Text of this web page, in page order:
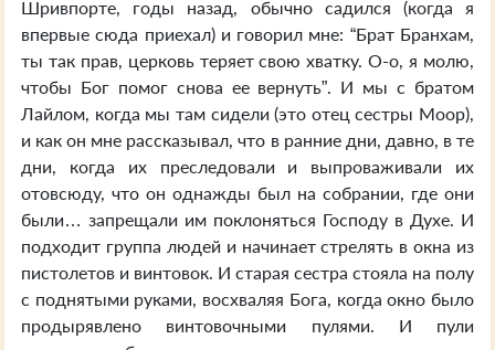
Шривпорте, годы назад, обычно садился (когда я
впервые сюда приехал) и говорил мне: “Брат Бранхам,
ты так прав, церковь теряет свою хватку. О-о, я молю,
чтобы Бог помог снова ее вернуть”. И мы с братом
Лайлом, когда мы там сидели (это отец сестры Моор),
и как он мне рассказывал, что в ранние дни, давно, в те
дни, когда их преследовали и выпроваживали их
отовсюду, что он однажды был на собрании, где они
были… запрещали им поклоняться Господу в Духе. И
подходит группа людей и начинает стрелять в окна из
пистолетов и винтовок. И старая сестра стояла на полу
с поднятыми руками, восхваляя Бога, когда окно было
продырявлено винтовочными пулями. И пули